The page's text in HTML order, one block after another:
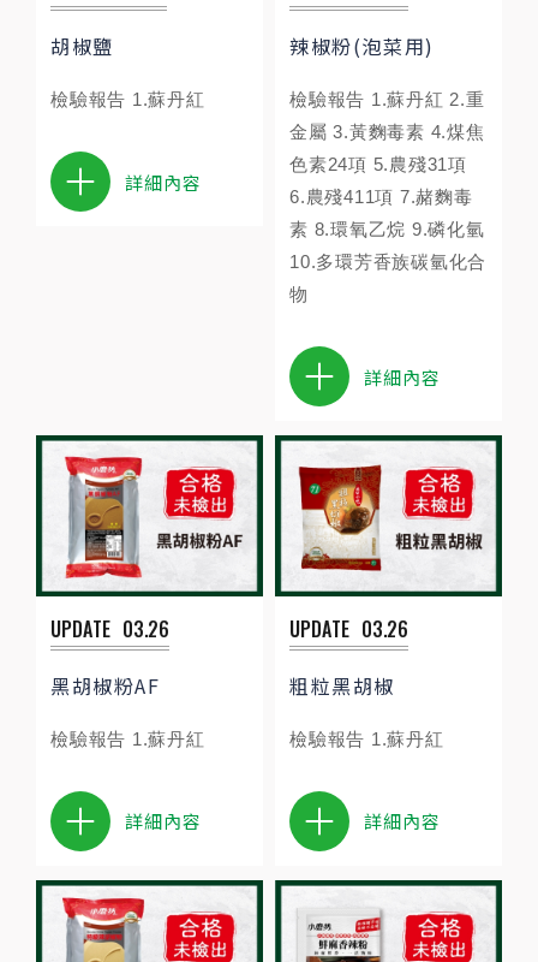
胡椒鹽
檢驗報告 1.蘇丹紅
詳細內容
辣椒粉(泡菜用)
檢驗報告 1.蘇丹紅 2.重
金屬 3.黃麴毒素 4.煤焦
色素24項 5.農殘31項
6.農殘411項 7.赭麴毒
素 8.環氧乙烷 9.磷化氫
10.多環芳香族碳氫化合
物
詳細內容
UPDATE 03.26
黑胡椒粉AF
檢驗報告 1.蘇丹紅
詳細內容
UPDATE 03.26
粗粒黑胡椒
檢驗報告 1.蘇丹紅
詳細內容